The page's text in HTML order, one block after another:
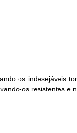
os indesejáveis
os resistentes e